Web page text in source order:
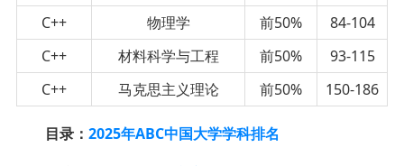
C++
物理学 前50%
84-104
C++
材料科学与工程 前50%
93-115
C++
马克思主义理论 前50% 150-186
目录： 2025年ABC中国大学学科排名